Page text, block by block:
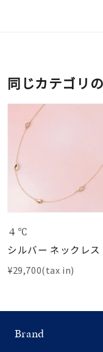
同じカテゴリ
４℃
シルバー ネックレス
¥29,700(tax in)
Brand